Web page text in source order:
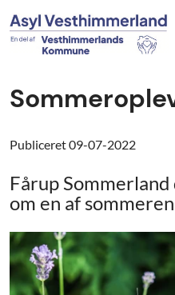
Publiceret09-07-2022
Fårup
om en af